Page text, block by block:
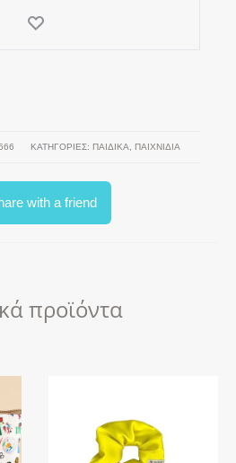
ΚΑΤΗΓΟΡΊΕΣ: ΠΑΙΔΙΚΑ ΠΑΙΧΝΊΔΙΑ
with a friend
προϊόντα